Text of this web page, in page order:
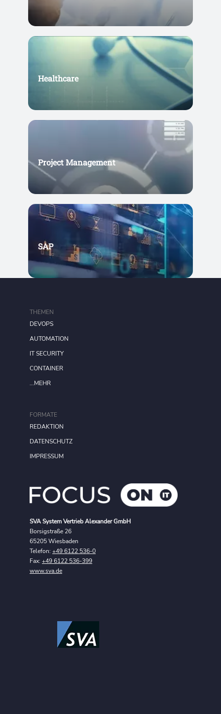
Healthcare
Project Management
SAP
SVA System Vertrieb Alexander GmbH
Borsigstraße 26
65205 Wiesbaden
Telefon: +49 6122 536-0
Fax: +49 6122 536-399
www.sva.de
FORMATE
REDAKTION
DATENSCHUTZ
IMPRESSUM
THEMEN
DEVOPS
AUTOMATION
IT SECURITY
CONTAINER
...MEHR